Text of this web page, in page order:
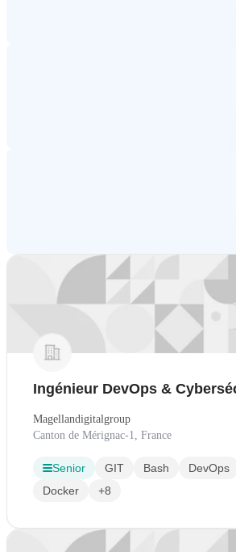
Ingénieur DevOps &
Magellandigitalgroup
Canton de Mérignac-1, France
Senior GIT Bash DevOps
Docker
+8